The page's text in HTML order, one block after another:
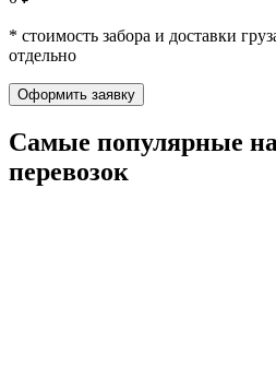
* стоимость забора и доставки
отдельно
Оформить заявку
Самые популярные
перевозок